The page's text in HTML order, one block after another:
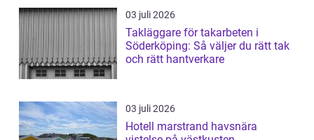
03 juli 2026
Takläggare för takarbeten i
Söderköping: Så väljer du rätt tak
och rätt hantverkare
03 juli 2026
Hotell marstrand havsnära